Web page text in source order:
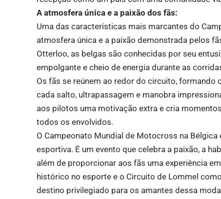
A atmosfera única e a paixão dos fãs:
Uma das características mais marcantes do
atmosfera única e a paixão demonstrada pelos
Otterloo, as belgas são conhecidas por seu
empolgante e cheio de energia durante as
Os fãs se reúnem ao redor do circuito,
cada salto, ultrapassagem e manobra
aos pilotos uma motivação extra e cria
todos os envolvidos.
O Campeonato Mundial de Motocross na
esportiva. É um evento que celebra a paixão, a
além de proporcionar aos fãs uma experiência
histórico no esporte e o Circuito de Lommel
destino privilegiado para os amantes dessa